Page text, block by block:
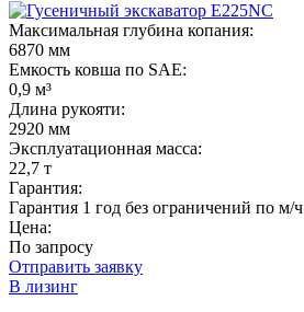
Максимальная глубина копания:
6870 мм
Емкость ковша по SAE:
0,9 м³
Длина рукояти:
2920 мм
Эксплуатационная масса:
22,7 т
Гарантия:
Гарантия 1 год без ограничений по м/ч
Цена:
По запросу
Отправить заявку
В лизинг